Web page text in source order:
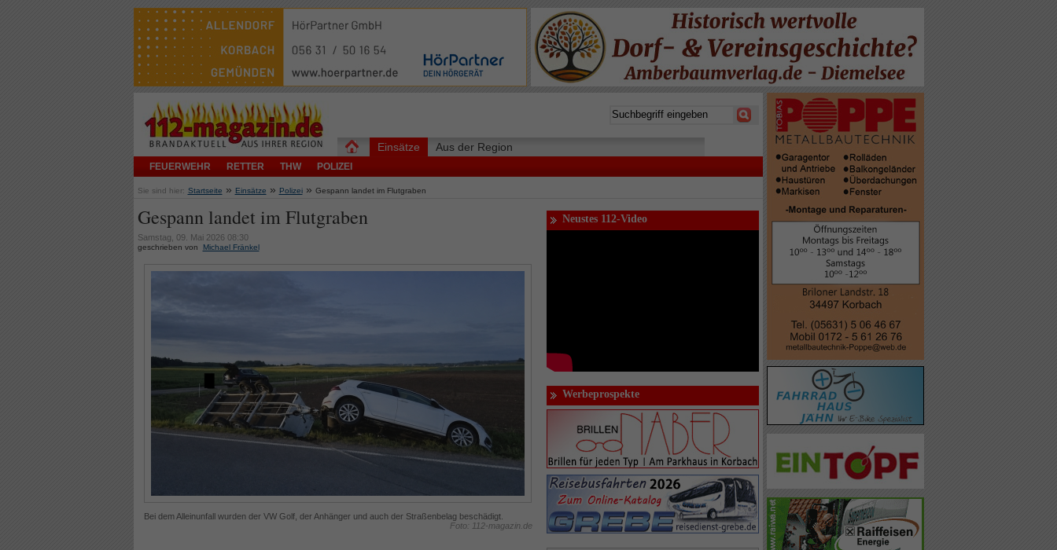
Einsätze
FEUERWEHR RETTER THW POLIZEI
Aus der Region
Sie sind hier: Startseite » Einsätze » Polizei » Gespann landet im Flutgraben
Gespann landet im Flutgraben
Samstag, 09. Mai 2026 08:30
geschrieben von Michael Fränkel
Bei dem Alleinunfall wurden der VW Golf, der Anhänger und auch der Straßenbelag beschädigt.
Foto: 112-magazin.de
Neustes 112-Video
Werbeprospekte